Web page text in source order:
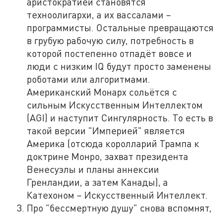
техноолигархи, а их вассалами –
программисты. Остальные превращаются
в грубую рабочую силу, потребность в
которой постепенно отпадёт вовсе и
люди с низким IQ будут просто заменены
роботами или алгоритмами.
Американский Монарх сольётся с
сильным Искусственным Интеллектом
(AGI) и наступит Сингулярность. То есть в
такой версии "Империей" является
Америка (отсюда королларий Трампа к
доктрине Монро, захват президента
Венесуэлы и планы аннексии
Гренландии, а затем Канады), а
Катехоном – Искусственный Интеллект.
Про "бессмертную душу" снова вспомнят,